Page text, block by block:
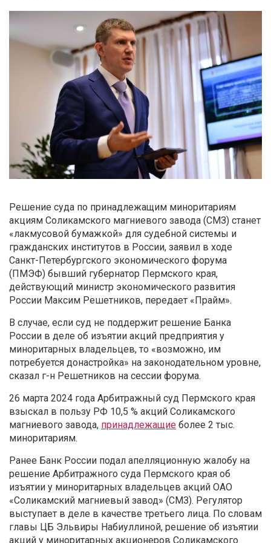
Решение суда по принадлежащим миноритариям
акциям Соликамского магниевого завода (СМЗ) станет
«лакмусовой бумажкой» для судебной системы и
гражданских институтов в России, заявил в ходе
Санкт-Петербургского экономического форума
(ПМЭФ) бывший губернатор Пермского края,
действующий министр экономического развития
России Максим Решетников, передает «Прайм».
В случае, если суд не поддержит решение Банка
России в деле об изъятии акций предприятия у
миноритарных владельцев, то «возможно, им
потребуется донастройка» на законодательном уровне,
сказал г-н Решетников на сессии форума.
26 марта 2024 года Арбитражный суд Пермского края
взыскал в пользу РФ 10,5 % акций Соликамского
магниевого завода, принадлежащие более 2 тыс.
миноритариям.
Ранее Банк России подал апелляционную жалобу на
решение Арбитражного суда Пермского края об
изъятии у миноритарных владельцев акций ОАО
«Соликамский магниевый завод» (СМЗ). Регулятор
выступает в деле в качестве третьего лица. По словам
главы ЦБ Эльвиры Набиуллиной, решение об изъятии
акций у миноритарных акционеров Соликамского